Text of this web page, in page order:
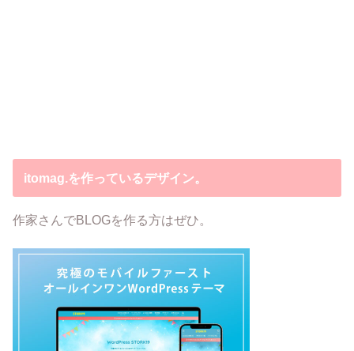
itomag.を作っているデザイン。
作家さんでBLOGを作る方はぜひ。